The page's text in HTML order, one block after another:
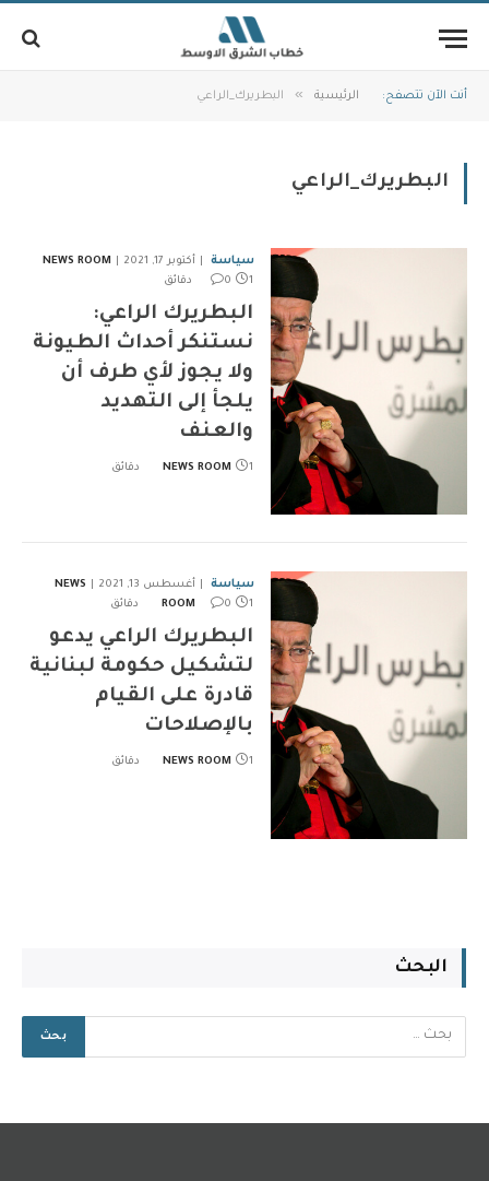
أنت الآن تتصفح: الرئيسية » البطريرك_الراعي
البطريرك_الراعي
سياسة أكتوبر 17, 2021
NEWS ROOM
0
1 دقائق
البطريرك الراعي:
نستنكر أحداث الطيونة
ولا يجوز لأي طرف أن
يلجأ إلى التهديد
والعنف
NEWS ROOM 1 دقائق
سياسة أغسطس 13, 2021
NEWS
ROOM
0 1 دقائق
البطريرك الراعي يدعو
لتشكيل حكومة لبنانية
قادرة على القيام
بالإصلاحات
NEWS ROOM 1 دقائق
البحث